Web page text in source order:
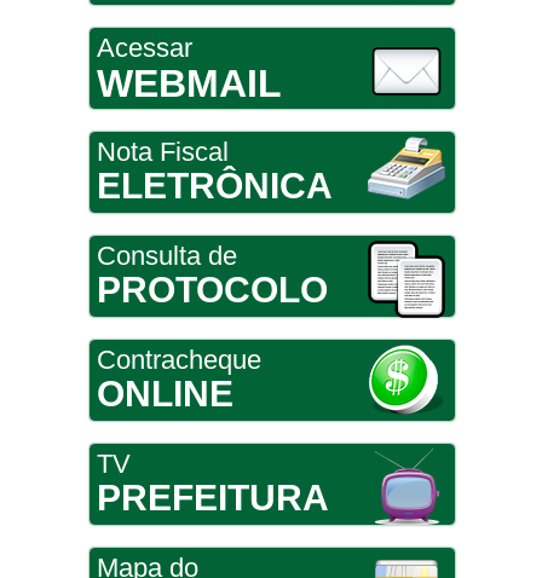
Acessar
WEBMAIL
Nota Fiscal
ELETRÔNICA
Consulta de
PROTOCOLO
Contracheque
ONLINE
TV
PREFEITURA
Mapa do